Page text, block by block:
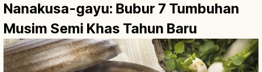
Nanakusa-gayu: Bubur 7 Tumbuhan
Musim Semi Khas Tahun Baru